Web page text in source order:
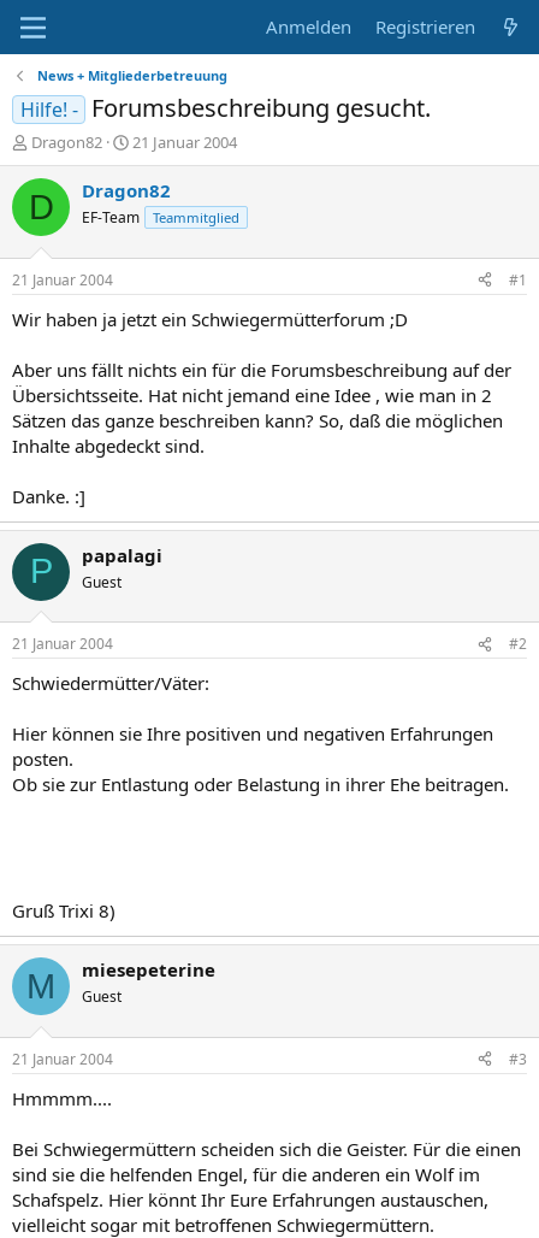
Anmelden Registrieren
News + Mitgliederbetreuung
Hilfe! - Forumsbeschreibung gesucht.
E
r
s
e
r
Dragon82
E
r
s
e
t
a
21 Januar 2004
D Dragon82
EF-Team Teammitglied
21 Januar 2004 #1
Wir haben ja jetzt ein Schwiegermütterforum ;D
Aber uns fällt nichts ein für die Forumsbeschreibung auf der
Übersichtsseite. Hat nicht jemand eine Idee , wie man in 2
Sätzen das ganze beschreiben kann? So, daß die möglichen
Inhalte abgedeckt sind.
Danke. :]
P papalagi
Guest
21 Januar 2004 #2
Schwiedermütter/Väter:
Hier können sie Ihre positiven und negativen Erfahrungen
posten.
Ob sie zur Entlastung oder Belastung in ihrer Ehe beitragen.
Gruß Trixi 8)
M miesepeterine
Guest
21 Januar 2004 #3
Hmmmm....
Bei Schwiegermüttern scheiden sich die Geister. Für die einen
sind sie die helfenden Engel, für die anderen ein Wolf im
Schafspelz. Hier könnt Ihr Eure Erfahrungen austauschen,
vielleicht sogar mit betroffenen Schwiegermüttern.